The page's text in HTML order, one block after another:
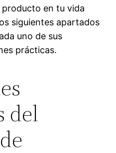
en tu vida
siguientes apartados
uno de sus
prácticas.
del